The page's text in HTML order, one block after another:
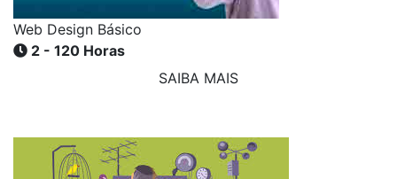
Web Design Básico
2 - 120 Horas
SAIBA MAIS